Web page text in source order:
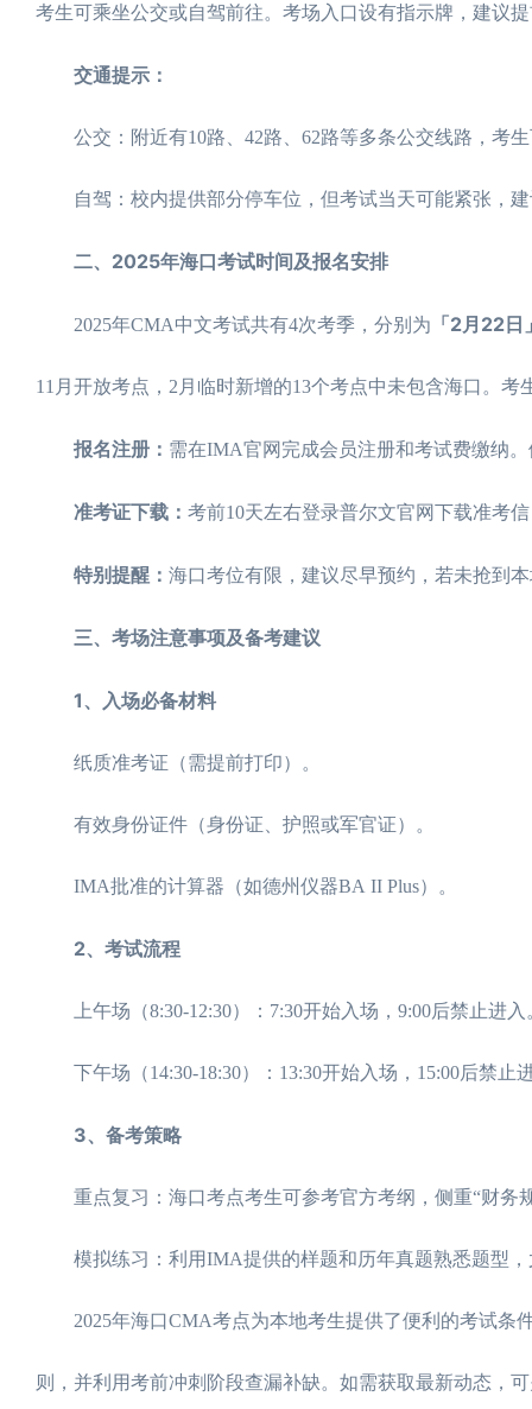
考生可乘坐公交或自驾前往。考场入口设有指示牌，建议
交通提示：
公交：附近有10路、42路、62路等多条公交线路，考生
自驾：校内提供部分停车位，但考试当天可能紧张，建
二、2025年海口考试时间及报名安排
2025年CMA中文考试共有4次考季，分别为 「2月22
11月开放考点，2月临时新增的13个考点中未包含海口。考
报名注册： 需在IMA官网完成会员注册和考试费缴纳
准考证下载： 考前10天左右登录普尔文官网下载准考
特别提醒： 海口考位有限，建议尽早预约，若未抢到
三、考场注意事项及备考建议
1、入场必备材料
纸质准考证（需提前打印）。
有效身份证件（身份证、护照或军官证）。
IMA批准的计算器（如德州仪器BA II Plus）。
2、考试流程
上午场（8:30-12:30）：7:30开始入场，9:00后禁止进入
下午场（14:30-18:30）：13:30开始入场，15:00后禁止
3、备考策略
重点复习：海口考点考生可参考官方考纲，侧重“财务
模拟练习：利用IMA提供的样题和历年真题熟悉题型，
2025年海口CMA考点为本地考生提供了便利的考试条
则，并利用考前冲刺阶段查漏补缺。如需获取最新动态，